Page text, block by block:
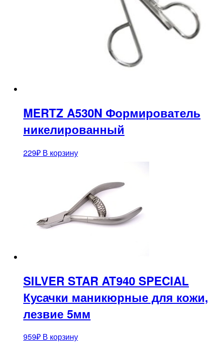
MERTZ A530N Формирователь
никелированный
229₽ В корзину
SILVER STAR AT940 SPECIAL
Кусачки маникюрные для кожи,
лезвие 5мм
959₽ В корзину